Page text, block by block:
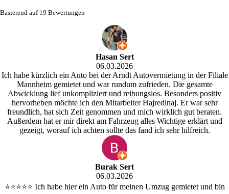
Basierend auf 19 Bewertungen
Hasan Sert
06.03.2026
Ich habe kürzlich ein Auto bei der Arndt Autovermietung in der Filiale
Mannheim gemietet und war rundum zufrieden. Die gesamte
Abwicklung lief unkompliziert und reibungslos. Besonders positiv
hervorheben möchte ich den Mitarbeiter Hajredinaj. Er war sehr
freundlich, hat sich Zeit genommen und mich wirklich gut beraten.
Außerdem hat er mir direkt am Fahrzeug alles Wichtige erklärt und
gezeigt, worauf ich achten sollte das fand ich sehr hilfreich.
Burak Sert
06.03.2026
⭐⭐⭐⭐⭐ Ich habe hier ein Auto für meinen Umzug gemietet und bin